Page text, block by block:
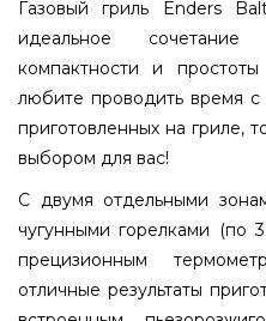
Газовый гриль Enders
идеальное сочетание
компактности и
любите проводить время
приготовленных на гриле,
выбором для вас!
С двумя отдельными
чугунными горелками (по
прецизионным
отличные результаты